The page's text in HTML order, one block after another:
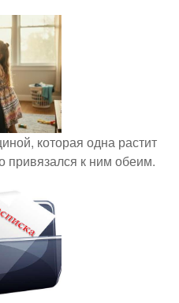
которая одна растит
привязался к ним обеим.